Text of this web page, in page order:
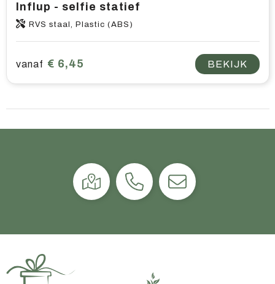
Influp - selfie statief
RVS staal, Plastic (ABS)
vanaf € 6,45 BEKIJK